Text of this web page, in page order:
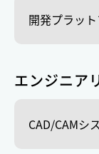
開発プラッ
エンジニア
CAD/CAMシ